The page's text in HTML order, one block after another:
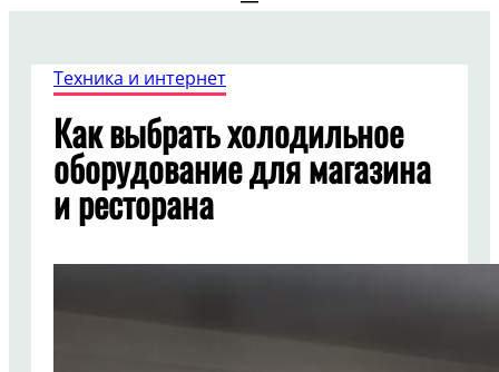
Техника и интернет
Как выбрать холодильное
оборудование для магазина
и ресторана